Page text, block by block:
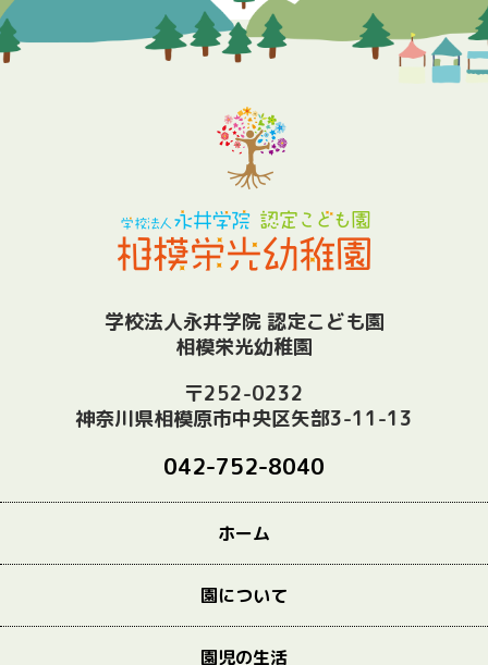
学校法人永井学院 認定こども園
相模栄光幼稚園
〒252-0232
神奈川県相模原市中央区矢部3-11-13
042-752-8040
ホーム
園について
園児の生活